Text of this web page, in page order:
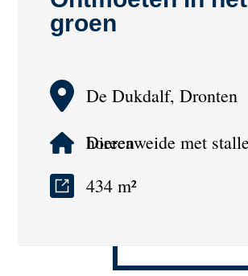
groen
De Dukdalf, Dronten
Dierenweide met stallen en horeca
434 m²